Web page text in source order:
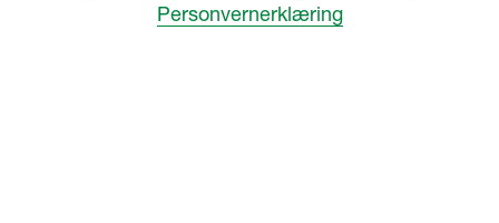
Personvernerklæring